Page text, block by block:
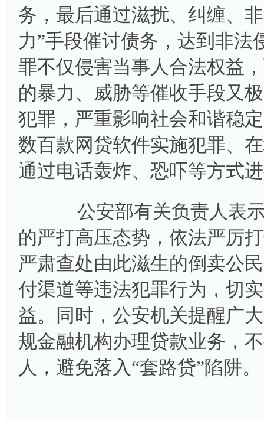
务，最后通过滋扰、纠缠、
力”手段催讨债务，达到非法
罪不仅侵害当事人合法权益
的暴力、威胁等催收手段又
犯罪，严重影响社会和谐稳
数百款网贷软件实施犯罪、
通过电话轰炸、恐吓等方式
公安部有关负责人表示
的严打高压态势，依法严厉
严肃查处由此滋生的倒卖公
付渠道等违法犯罪行为，切
益。同时，公安机关提醒广
规金融机构办理贷款业务，
人，避免落入“套路贷”陷阱。